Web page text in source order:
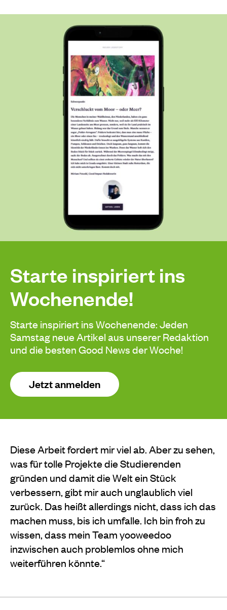
Starte inspiriert ins
Wochenende!
Starte inspiriert ins Wochenende: Jeden
Samstag neue Artikel aus unserer Redaktion
und die besten Good News der Woche!
Jetzt anmelden
Diese Arbeit fordert mir viel ab. Aber zu sehen,
was für tolle Projekte die Studierenden
gründen und damit die Welt ein Stück
verbessern, gibt mir auch unglaublich viel
zurück. Das heißt allerdings nicht, dass ich das
machen muss, bis ich umfalle. Ich bin froh zu
wissen, dass mein Team yooweedoo
inzwischen auch problemlos ohne mich
weiterfüh­ren könnte.“